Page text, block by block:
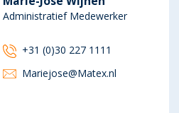
Administratief Medewerker
+31 (0)30 227 1111
Mariejose@Matex.nl